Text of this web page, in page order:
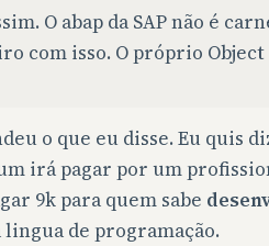
O abap da SAP não é
com isso. O próprio Object
o que eu disse. Eu quis
irá pagar por um
9k para quem sabe
lingua de programação.